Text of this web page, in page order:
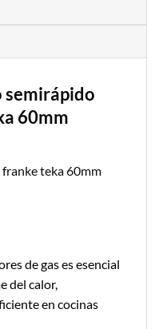
60mm
teka 60mm
de gas es esencial
del calor,
en cocinas